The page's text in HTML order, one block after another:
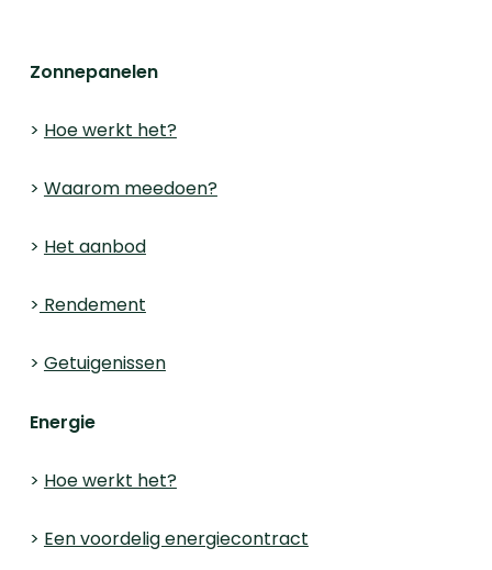
Zonnepanelen
> Hoe werkt het?
> Waarom meedoen?
> Het aanbod
> Rendement
> Getuigenissen
Energie
> Hoe werkt het?
> Een voordelig energiecontract